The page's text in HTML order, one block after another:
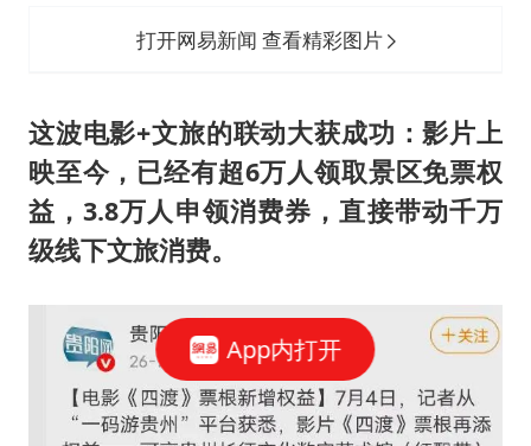
打开网易新闻 查看精彩图片
这波电影+文旅的联动大获成功：影片上
映至今，已经有超6万人领取景区免票权
益，3.8万人申领消费券，直接带动千万
级线下文旅消费。
App内打开